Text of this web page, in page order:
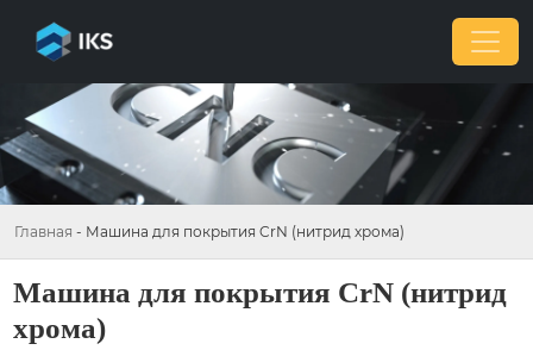
Главная - Машина для покрытия CrN (нитрид хрома)
Машина для покрытия CrN (нитрид
хрома)